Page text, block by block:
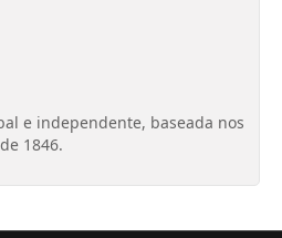
e independente, baseada nos
1846.